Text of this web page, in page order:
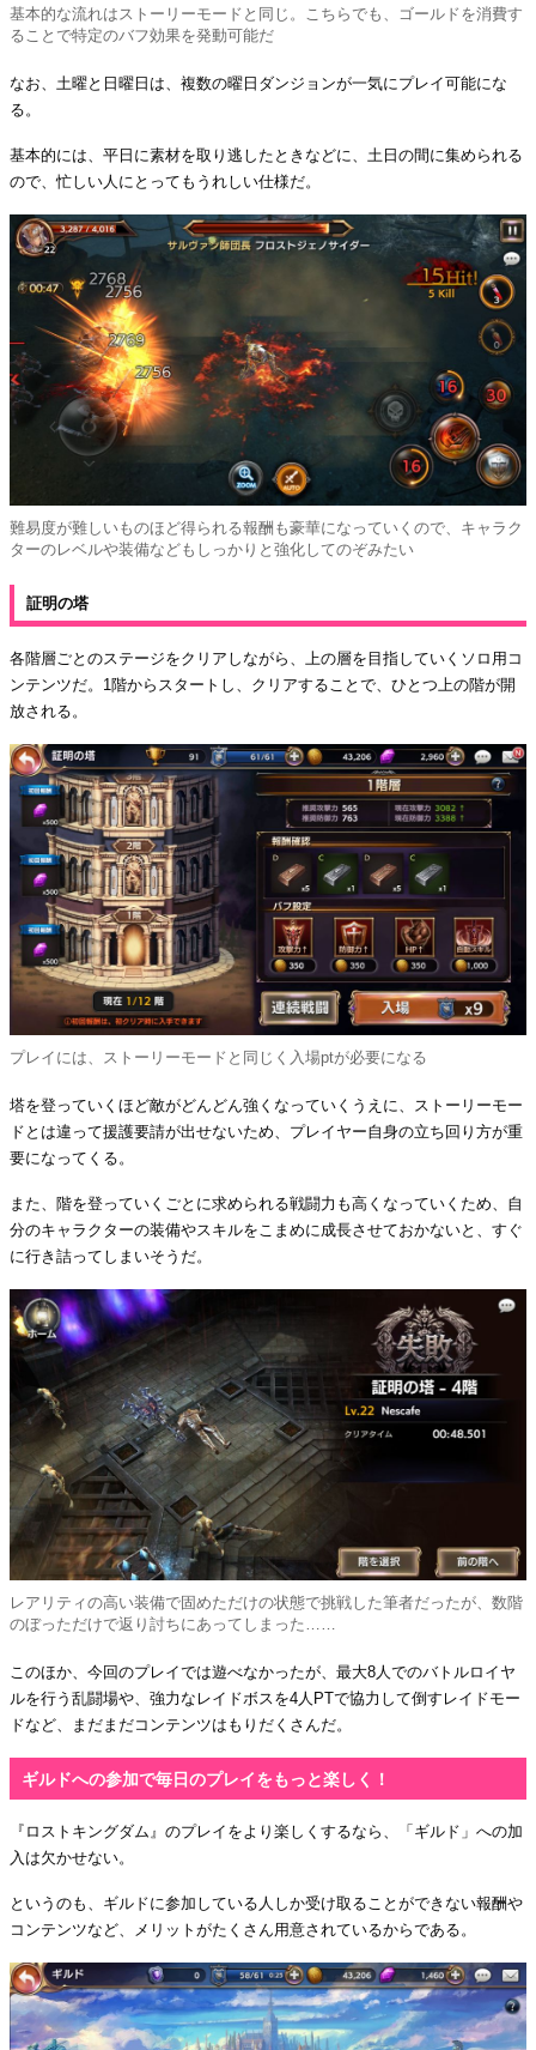
基本的な流れはストーリーモードと同じ。こちらでも、ゴールドを消費す
ることで特定のバフ効果を発動可能だ
なお、土曜と日曜日は、複数の曜日ダンジョンが一気にプレイ可能にな
る。
基本的には、平日に素材を取り逃したときなどに、土日の間に集められる
ので、忙しい人にとってもうれしい仕様だ。
難易度が難しいものほど得られる報酬も豪華になっていくので、キャラク
ターのレベルや装備などもしっかりと強化してのぞみたい
証明の塔
各階層ごとのステージをクリアしながら、上の層を目指していくソロ用コ
ンテンツだ。1階からスタートし、クリアすることで、ひとつ上の階が開
放される。
プレイには、ストーリーモードと同じく入場ptが必要になる
塔を登っていくほど敵がどんどん強くなっていくうえに、ストーリーモー
ドとは違って援護要請が出せないため、プレイヤー自身の立ち回り方が重
要になってくる。
また、階を登っていくごとに求められる戦闘力も高くなっていくため、自
分のキャラクターの装備やスキルをこまめに成長させておかないと、すぐ
に行き詰ってしまいそうだ。
レアリティの高い装備で固めただけの状態で挑戦した筆者だったが、数階
のぼっただけで返り討ちにあってしまった……
このほか、今回のプレイでは遊べなかったが、最大8人でのバトルロイヤ
ルを行う乱闘場や、強力なレイドボスを4人PTで協力して倒すレイドモー
ドなど、まだまだコンテンツはもりだくさんだ。
ギルドへの参加で毎日のプレイをもっと楽しく！
『ロストキングダム』のプレイをより楽しくするなら、「ギルド」への加
入は欠かせない。
というのも、ギルドに参加している人しか受け取ることができない報酬や
コンテンツなど、メリットがたくさん用意されているからである。